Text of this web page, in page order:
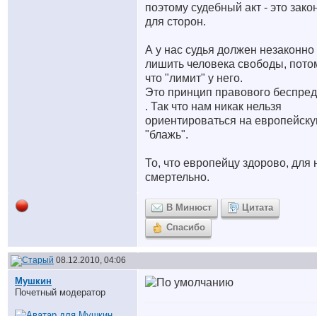
поэтому судебный акт - это
для сторон.
А у нас судья должен незаконно
лишить человека свободы,
что "лимит" у него.
Это принцип правового
. Так что нам никак нельзя
ориентироваться на
"блажь".
То, что европейцу здорово, для
смертельно.
В Минюст
Цитата
Спасибо
08.12.2010, 04:06
Мушкин
Почетный модератор